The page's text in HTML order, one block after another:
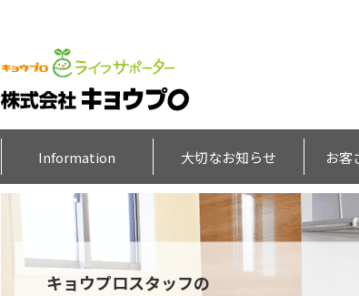
Information 大切なお知らせ お客
キョウプロスタッフの